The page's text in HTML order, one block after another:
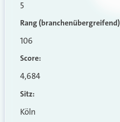
5
Rang (branchenübergreifend)
106
Score:
4,684
Sitz:
Köln